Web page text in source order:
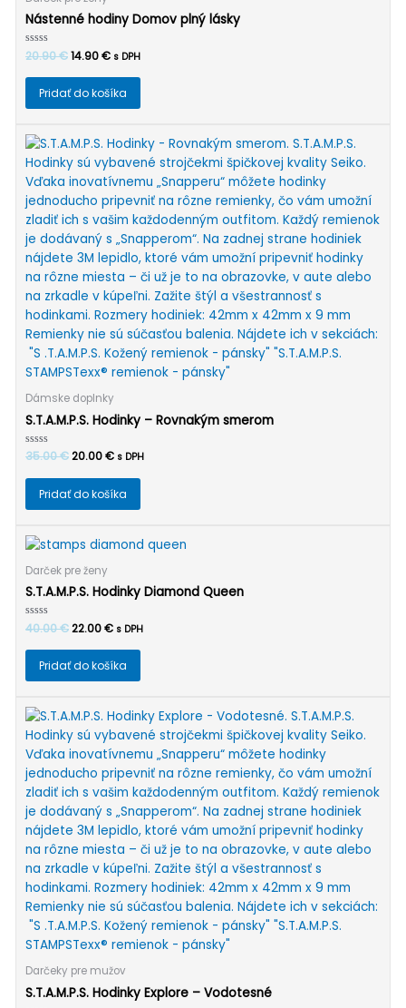
Nástenné hodiny Domov plný lásky
Hodnotenie
0
20.90€Pôvodná
20.90 €.
14.90€Aktuálna
14.90 €.
s DPH
Pridať do košíka
Dámske doplnky
S.T.A.M.P.S. Hodinky – Rovnakým smerom
Hodnotenie
35.00€Pôvodná
35.00 €.
20.00€Aktuálna
20.00 €.
s DPH
Pridať do košíka
Darček pre ženy
S.T.A.M.P.S. Hodinky Diamond Queen
Hodnotenie
0
40.00€ Pôvodná
40.00 €.
22.00€Aktuálna
22.00 €.
s DPH
Pridať do košíka
Darčeky pre mužov
S.T.A.M.P.S. Hodinky Explore – Vodotesné